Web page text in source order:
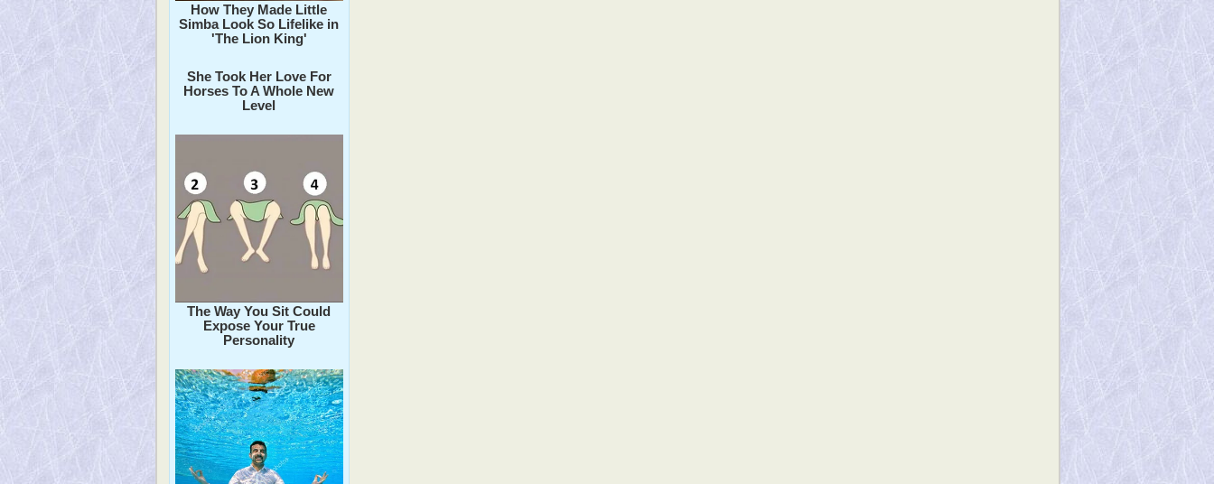
How They Made Little
Simba Look So Lifelike in
'The Lion King'
She Took Her Love For
Horses To A Whole New
Level
The Way You Sit Could
Expose Your True
Personality